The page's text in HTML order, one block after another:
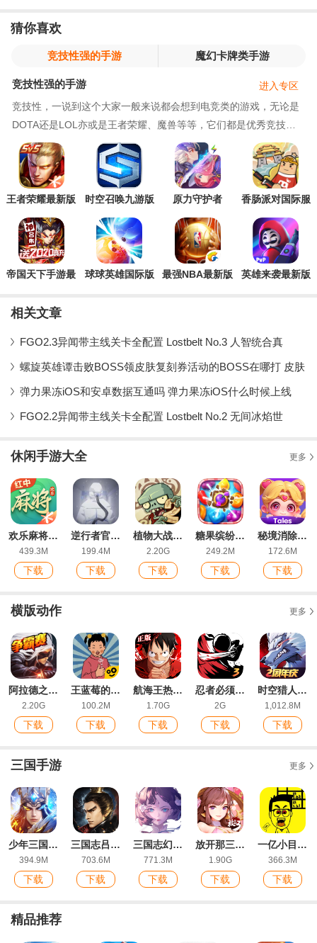
猜你喜欢
竞技性强的手游 魔幻卡牌类手游
竞技性强的手游
竞技性，一说到这个大家一般来说都会想到电竞类的游戏，无论是
DOTA还是LOL亦或是王者荣耀、魔兽等等，它们都是优秀竞技游
戏的代表。很多人玩游戏的时候追求的而是一种碾压感
进入专区
王者荣耀最新版
时空召唤九游版 原力守护者
香肠派对国际服
新版
帝国天下手游最
球球英雄国际版
最强NBA最新版
英雄来袭最新版
相关文章
FGO2.3异闻带主线关卡全配置 Lostbelt No.3 人智统合真
螺旋英雄谭击败BOSS领皮肤复刻券活动的BOSS在哪打 皮肤
弹力果冻iOS和安卓数据互通吗 弹力果冻iOS什么时候上线
FGO2.2异闻带主线关卡全配置 Lostbelt No.2 无间冰焰世
休闲手游大全 更多
欢乐麻将全集2022新版红中玩法
439.3M
下载
逆行者官方版
199.4M
下载
植物大战僵尸2ios版
2.20G
下载
糖果缤纷乐ios最新版
249.2M
下载
秘境消除故事下载手机版
172.6M
下载
横版动作 更多
阿拉德之怒iosXY助手版
2.20G
下载
王蓝莓的幸福生活ios版
100.2M
下载
航海王热血航线官方版
1.70G
下载
忍者必须死3最新版本
2G
下载
时空猎人3最新版
1,012.8M
下载
三国手游 更多
少年三国志零官方版
394.9M
下载
三国志吕布传九游版
703.6M
下载
三国志幻想大陆九游版
771.3M
下载
放开那三国3手游官方版
1.90G
下载
一亿小目标IOS版
366.3M
下载
精品推荐